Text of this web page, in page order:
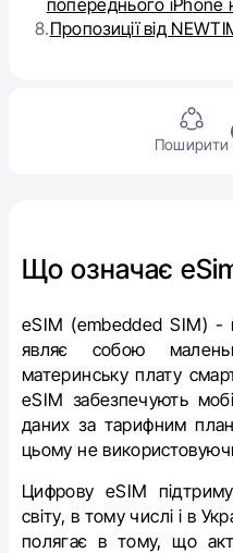
Поширити
Що означає
eSIM (embeddedSIM) -
являє собою
материнську плату
eSIM забезпечують
даних за тарифним
цьому не
Цифрову eSIM
світу, в тому числі і в
полягає в тому, що
попереднього iPhone
8.Пропозиції від